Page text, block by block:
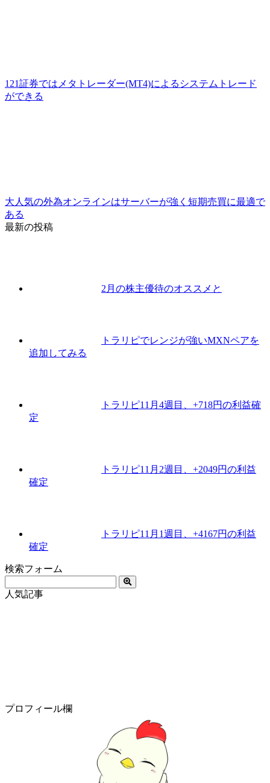
121証券ではメタトレーダー(MT4)によるシステムトレード
ができる
大人気の外為オンラインはサーバーが強く短期売買に最適で
ある
最新の投稿
2月の株主優待のオススメと
トラリピでレンジが強いMXNペアを
追加してみる
トラリピ11月4週目、+718円の利益確
定
トラリピ11月2週目、+2049円の利益
確定
トラリピ11月1週目、+4167円の利益
確定
検索フォーム
人気記事
プロフィール欄